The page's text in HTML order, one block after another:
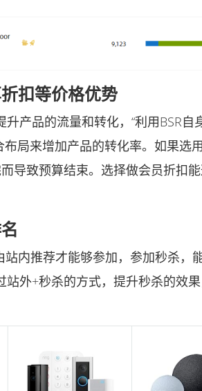
扣等价格优势
品的流量和转化，“利用BSR自
布局来增加产品的转化率。如果选
导致预算结束。选择做会员折扣
内推荐才能够参加，参加秒杀，
站外+秒杀的方式，提升秒杀的效